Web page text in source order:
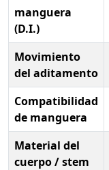
manguera
(D.I.)
Movimiento
del aditamento
Compatibilidad
de manguera
Material del
cuerpo / stem